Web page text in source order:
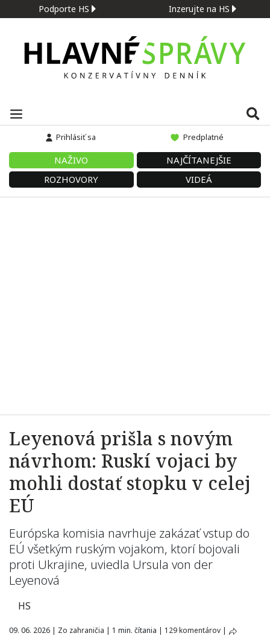
Podporte HS Inzerujte na HS
Prihlásiť sa Predplatné
NAŽIVO
NAJČÍTANEJŠIE
ROZHOVORY
VIDEÁ
Leyenová prišla s novým
návrhom: Ruskí vojaci by
mohli dostať stopku v celej
EÚ
Európska komisia navrhuje zakázať vstup do
EÚ všetkým ruským vojakom, ktorí bojovali
proti Ukrajine, uviedla Ursula von der
Leyenová
HS
09. 06. 2026 | Zo zahraničia | 1 min. čítania | 129 komentárov |